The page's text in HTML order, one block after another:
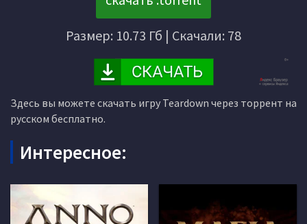
Размер: 10.73 Гб | Скачали: 78
Здесь вы можете скачать игру Teardown через торрент на
русском бесплатно.
Интересное: